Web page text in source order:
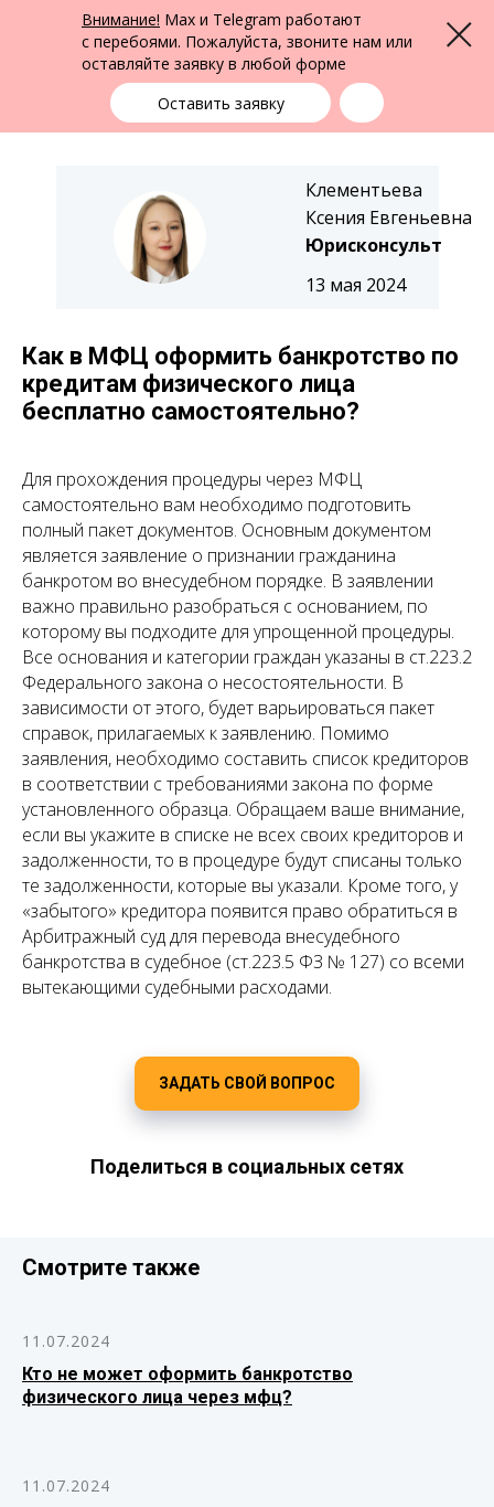
Внимание! Max и Telegram работают
с перебоями. Пожалуйста, звоните нам или
оставляйте заявку в любой форме
Оставить заявку
Меню
Юридическая помощь в Екатеринбурге
ФПК Альтернатива
Екатеринбург
выбрать город
+7 (343) 363-91-89
13 мая 2024
Клементьева
Ксения Евгеньевна
Юрисконсульт
Как в МФЦ оформить банкротство по
кредитам физического лица
бесплатно самостоятельно?
Для прохождения процедуры через МФЦ
самостоятельно вам необходимо подготовить
полный пакет документов. Основным документом
является заявление о признании гражданина
банкротом во внесудебном порядке. В заявлении
важно правильно разобраться с основанием, по
которому вы подходите для упрощенной процедуры.
Все основания и категории граждан указаны в ст.223.2
Федерального закона о несостоятельности. В
зависимости от этого, будет варьироваться пакет
справок, прилагаемых к заявлению. Помимо
заявления, необходимо составить список кредиторов
в соответствии с требованиями закона по форме
установленного образца. Обращаем ваше внимание,
если вы укажите в списке не всех своих кредиторов и
задолженности, то в процедуре будут списаны только
те задолженности, которые вы указали. Кроме того, у
«забытого» кредитора появится право обратиться в
Арбитражный суд для перевода внесудебного
банкротства в судебное (ст.223.5 ФЗ № 127) со всеми
вытекающими судебными расходами.
ЗАДАТЬ СВОЙ ВОПРОС
Поделиться в социальных сетях
Смотрите также
11.07.2024
Кто не может оформить банкротство
физического лица через мфц?
11.07.2024